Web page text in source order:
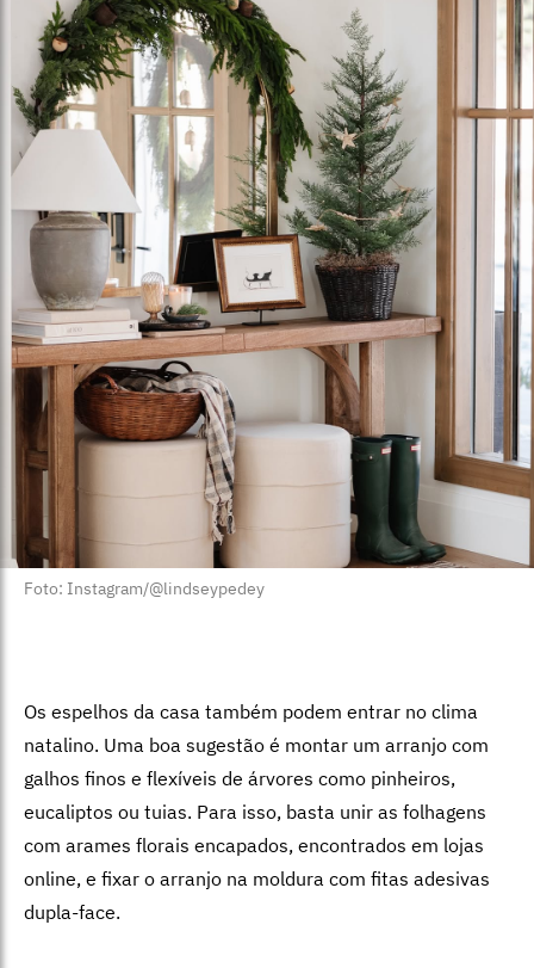
Foto: Instagram/@lindseypedey
Os espelhos da casa também podem entrar no clima
natalino. Uma boa sugestão é montar um arranjo com
galhos finos e flexíveis de árvores como pinheiros,
eucaliptos ou tuias. Para isso, basta unir as folhagens
com arames florais encapados, encontrados em lojas
online, e fixar o arranjo na moldura com fitas adesivas
dupla-face.